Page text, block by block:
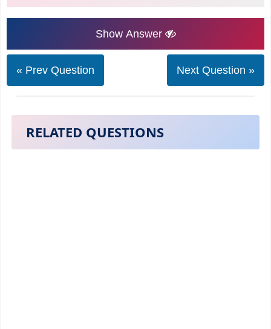
Show Answer
« Prev Question Next Question »
RELATED QUESTIONS